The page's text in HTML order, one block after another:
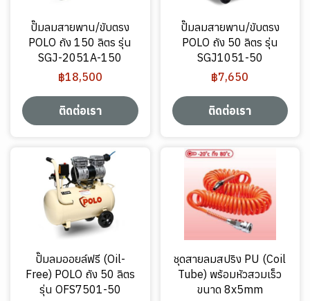
ปั๊มลมสายพาน/ขับตรง
POLO ถัง 150 ลิตร รุ่น
SGJ-2051A-150
฿18,500
ติดต่อเรา
ปั๊มลมสายพาน/ขับตรง
POLO ถัง 50 ลิตร รุ่น
SGJ1051-50
฿7,650
ติดต่อเรา
ปั๊มลมออยล์ฟรี (Oil-
Free) POLO ถัง 50 ลิตร
รุ่น OFS7501-50
ชุดสายลมสปริง PU (Coil
Tube) พร้อมหัวสวมเร็ว
ขนาด 8x5mm